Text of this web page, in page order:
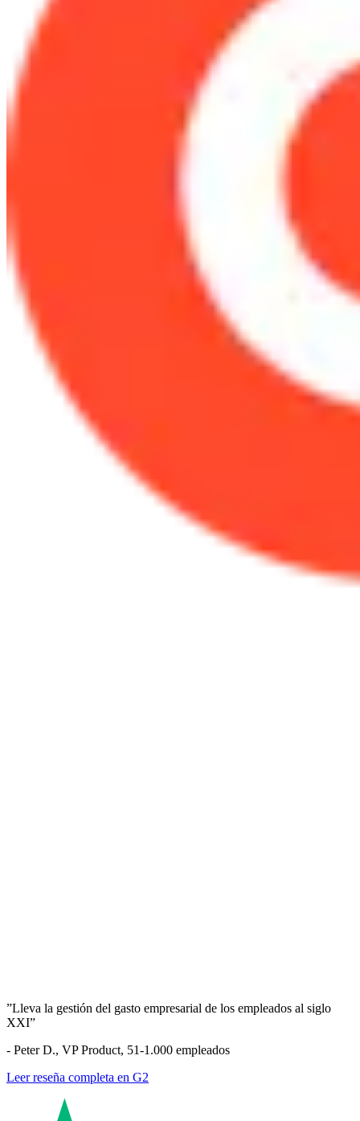
”Lleva la gestión del gasto empresarial de los empleados al siglo
XXI”
- Peter D., VP Product, 51-1.000 empleados
Leer reseña completa en G2